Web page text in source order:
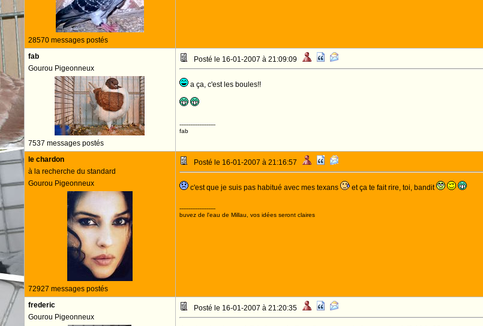
28570 messages postés
fab
Gourou Pigeonneux
7537 messages postés
Posté le 16-01-2007 à 21:09:09
a ça, c'est les boules!!
--------------------
fab
le chardon
à la recherche du standard
Gourou Pigeonneux
72927 messages postés
Posté le 16-01-2007 à 21:16:57
c'est que je suis pas habitué avec mes texans et ça te fait rire, toi, bandit
--------------------
buvez de l'eau de Millau, vos idées seront claires
frederic
Gourou Pigeonneux
Posté le 16-01-2007 à 21:20:35